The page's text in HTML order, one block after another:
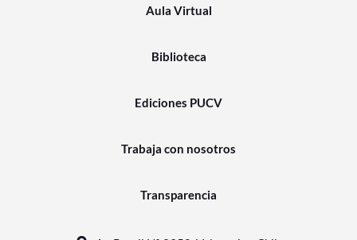
Aula Virtual
Biblioteca
Ediciones PUCV
Trabaja con nosotros
Transparencia